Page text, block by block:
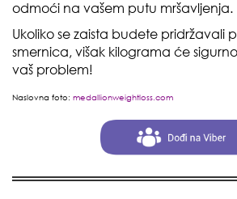
odmoći na vašem putu mršavljenja.
Ukoliko se zaista budete pridržavali
smernica, višak kilograma će
vaš problem!
Naslovna foto: medallionweightloss.com